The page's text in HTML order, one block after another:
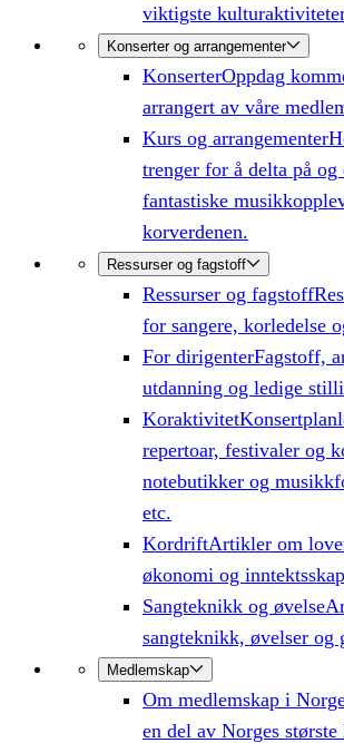
viktigste
Konserter og arrangementer
KonserterOppdag
arrangert av våre
Kurs og arrangementer
trenger for å delta på og
fantastiske
korverdenen.
Ressurser og fagstoff
Ressurser og fagstoff
for sangere, korledelse
For dirigenterFagstoff,
utdanning og ledige
Koraktivitet
repertoar, festivaler og
notebutikker og
etc.
KordriftArtikler om
økonomi og
Sangteknikk og øvelse
sangteknikk, øvelser og
Medlemskap
Om medlemskap i
en del av Norges